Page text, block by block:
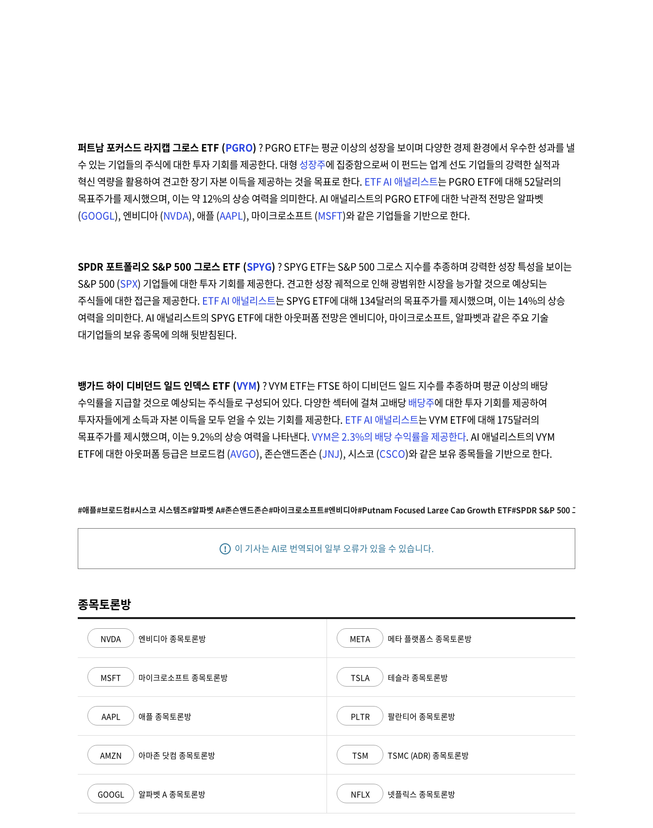
퍼트남 포커스드 라지캡 그로스 ETF (PGRO) ? PGRO ETF는 평균 이상의 성장을 보이며 다양한 경제 환경에서 우수한 성과를 낼
수 있는 기업들의 주식에 대한 투자 기회를 제공한다. 대형 성장주에 집중함으로써 이 펀드는 업계 선도 기업들의 강력한 실적과
혁신 역량을 활용하여 견고한 장기 자본 이득을 제공하는 것을 목표로 한다. ETF AI 애널리스트는 PGRO ETF에 대해 52달러의
목표주가를 제시했으며, 이는 약 12%의 상승 여력을 의미한다. AI 애널리스트의 PGRO ETF에 대한 낙관적 전망은 알파벳
(GOOGL), 엔비디아 (NVDA), 애플 (AAPL), 마이크로소프트 (MSFT)와 같은 기업들을 기반으로 한다.
SPDR 포트폴리오 S&P 500 그로스 ETF (SPYG) ? SPYG ETF는 S&P 500 그로스 지수를 추종하며 강력한 성장 특성을 보이는
S&P 500 (SPX) 기업들에 대한 투자 기회를 제공한다. 견고한 성장 궤적으로 인해 광범위한 시장을 능가할 것으로 예상되는
주식들에 대한 접근을 제공한다. ETF AI 애널리스트는 SPYG ETF에 대해 134달러의 목표주가를 제시했으며, 이는 14%의 상승
여력을 의미한다. AI 애널리스트의 SPYG ETF에 대한 아웃퍼폼 전망은 엔비디아, 마이크로소프트, 알파벳과 같은 주요 기술
대기업들의 보유 종목에 의해 뒷받침된다.
뱅가드 하이 디비던드 일드 인덱스 ETF (VYM) ? VYM ETF는 FTSE 하이 디비던드 일드 지수를 추종하며 평균 이상의 배당
수익률을 지급할 것으로 예상되는 주식들로 구성되어 있다. 다양한 섹터에 걸쳐 고배당배당주에 대한 투자 기회를 제공하여
투자자들에게 소득과 자본 이득을 모두 얻을 수 있는 기회를 제공한다. ETF AI 애널리스트는 VYM ETF에 대해 175달러의
목표주가를 제시했으며, 이는 9.2%의 상승 여력을 나타낸다. VYM은 2.3%의 배당 수익률을 제공한다. AI 애널리스트의 VYM
ETF에 대한 아웃퍼폼 등급은 브로드컴 (AVGO), 존슨앤드존슨 (JNJ), 시스코 (CSCO)와 같은 보유 종목들을 기반으로 한다.
#애플#브로드컴#시스코 시스템즈#알파벳 A#존슨앤드존슨#마이크로소프트#엔비디아#Putnam Focused Large Cap Growth ETF#SPDR S&P 500 그로스 ETF
이 기사는 AI로 번역되어 일부 오류가 있을 수 있습니다.
종목토론방
NVDA 엔비디아 종목토론방
MSFT 마이크로소프트 종목토론방
AAPL 애플 종목토론방
AMZN 아마존 닷컴 종목토론방
GOOGL 알파벳 A 종목토론방
META 메타 플랫폼스 종목토론방
TSLA 테슬라 종목토론방
PLTR 팔란티어 종목토론방
TSM TSMC (ADR) 종목토론방
NFLX 넷플릭스 종목토론방